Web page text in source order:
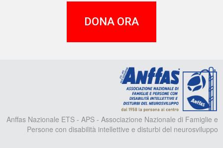
DONA ORA
Anffas Nazionale ETS - APS - Associazione Nazionale di Famiglie e
Persone con disabilità intellettive e disturbi del neurosviluppo